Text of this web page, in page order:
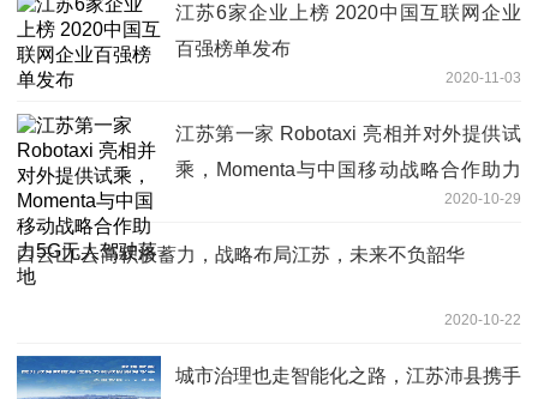
江苏6家企业上榜 2020中国互联网企业
百强榜单发布
2020-11-03
江苏第一家 Robotaxi 亮相并对外提供试
乘，Momenta与中国移动战略合作助力
2020-10-29
白云山·云简积极蓄力，战略布局江苏，未来不负韶华
2020-10-22
城市治理也走智能化之路，江苏沛县携手